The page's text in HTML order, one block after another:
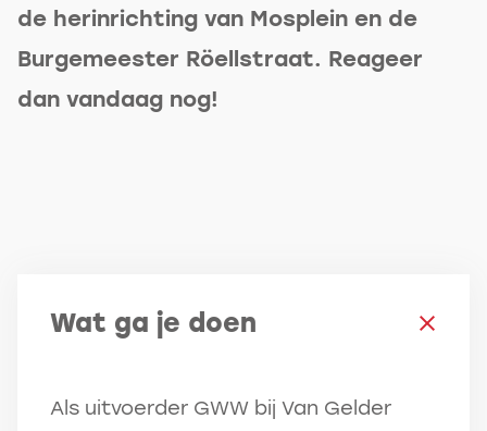
de herinrichting van Mosplein en de
Burgemeester Röellstraat. Reageer
dan vandaag nog!
Wat ga je doen
Als uitvoerder GWW bij Van Gelder